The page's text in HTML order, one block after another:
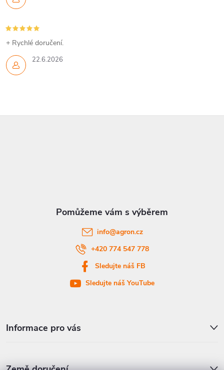
22.6.2026
+ Rychlé doručení.
Informace pro vás
info@agron.cz
+420 774 547 778
Sledujte náš FB
Sledujte náš YouTube